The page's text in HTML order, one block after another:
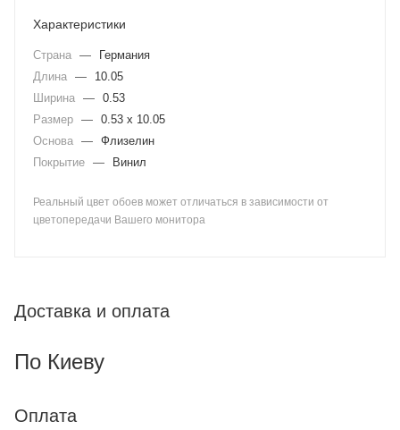
Характеристики
Страна —
Германия
Длина —
10.05
Ширина — 0.53
Размер — 0.53 x 10.05
Основа — Флизелин
Покрытие — Винил
Реальный цвет обоев может отличаться в зависимости от
цветопередачи Вашего монитора
Доставка и оплата
По Киеву
Оплата